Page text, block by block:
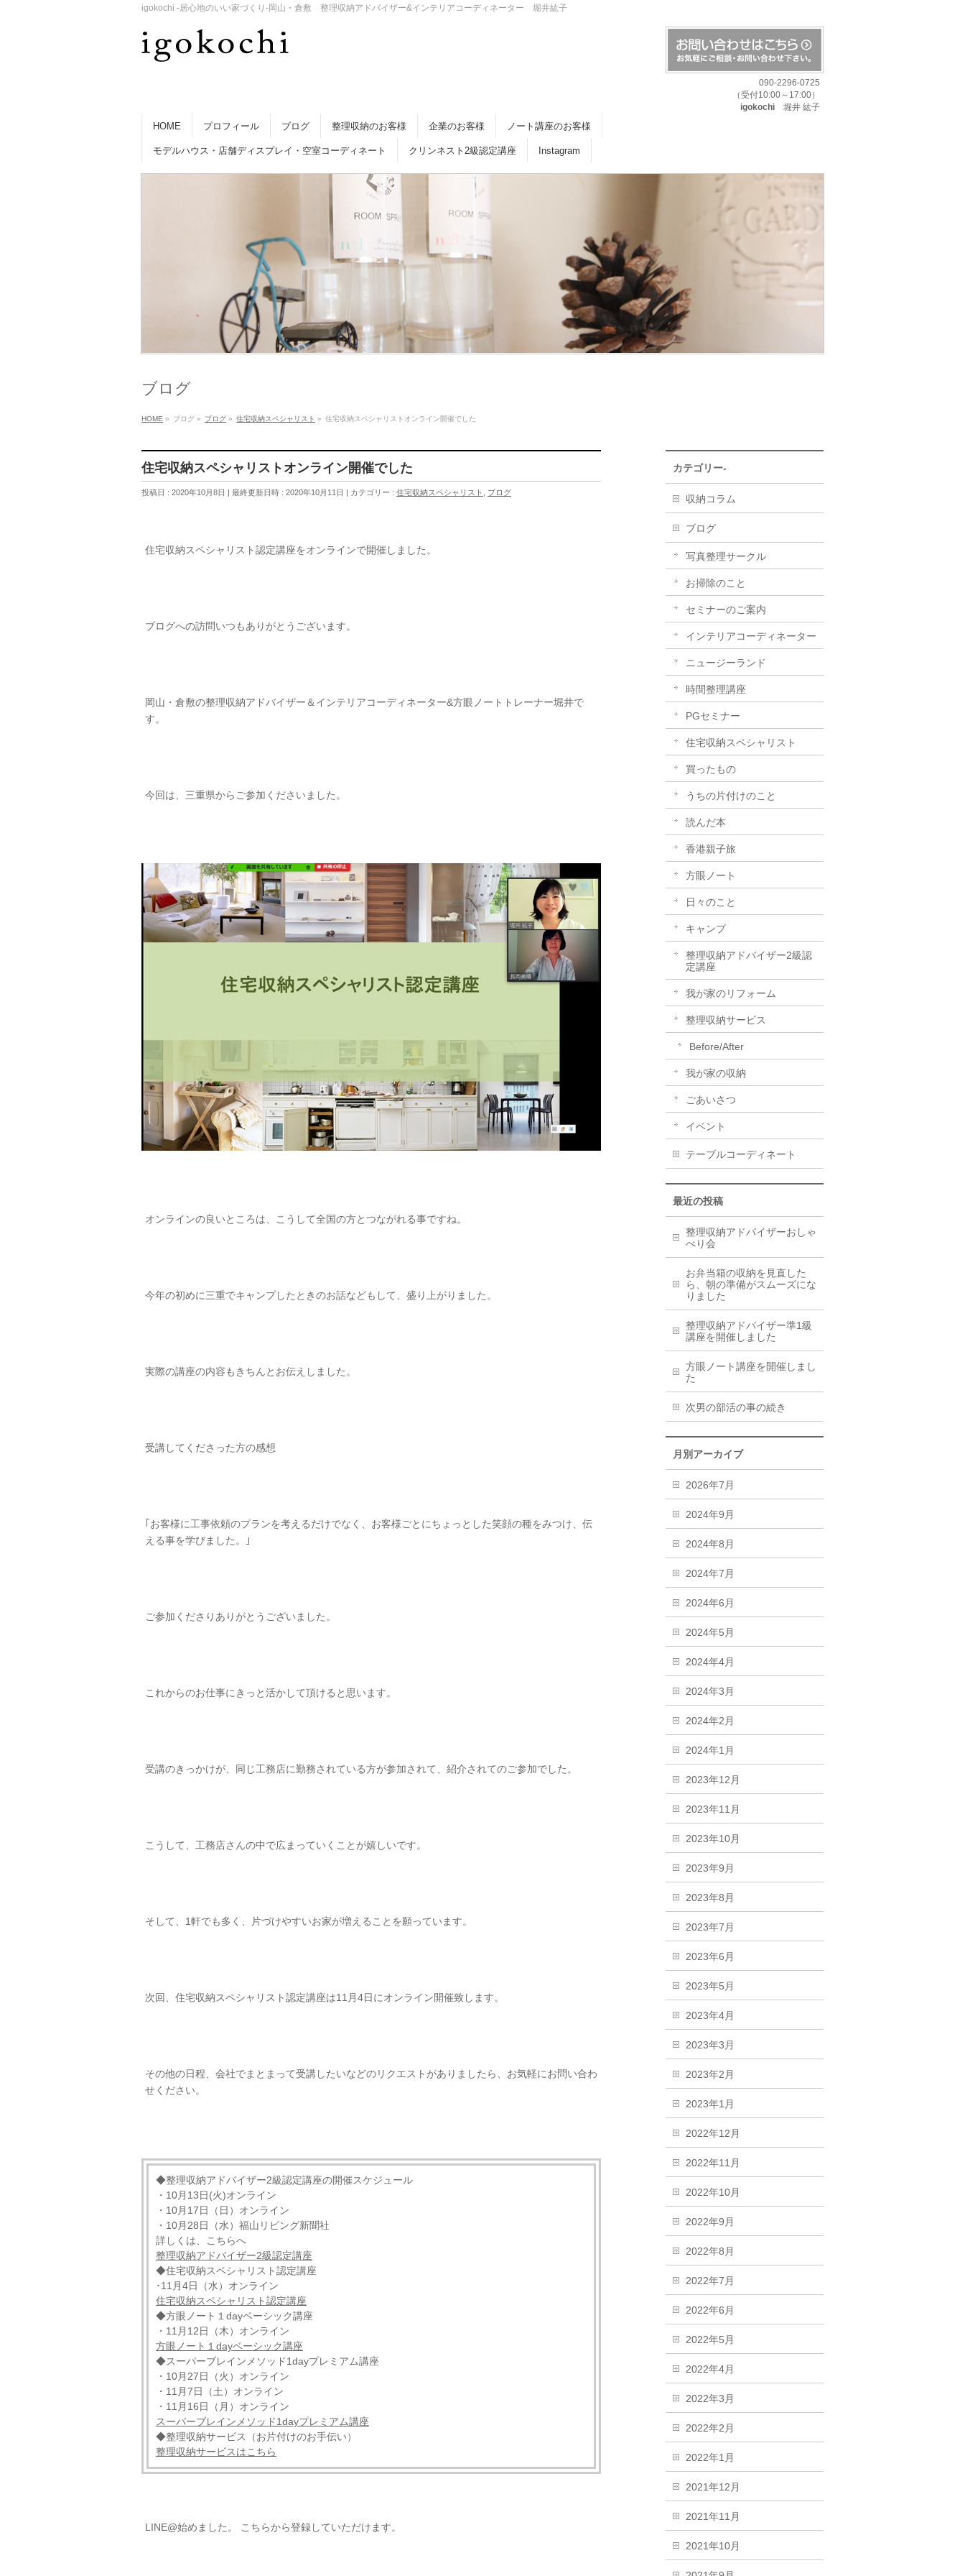
igokochi -居心地のいい家づくり-岡山・倉敷 整理収納アドバイザー&インテリアコーディネーター 堀井紘子
090-2296-0725
（受付10:00～17:00）
igokochi 堀井 紘子
HOME プロフィール ブログ 整理収納のお客様 企業のお客様 ノート講座のお客様
モデルハウス・店舗ディスプレイ・空室コーディネート クリンネスト2級認定講座 Instagram
ブログ
HOME » ブログ » ブログ » 住宅収納スペシャリスト » 住宅収納スペシャリストオンライン開催でした
住宅収納スペシャリストオンライン開催でした
投稿日 : 2020年10月8日 最終更新日時 : 2020年10月11日 カテゴリー : 住宅収納スペシャリスト ブログ
住宅収納スペシャリスト認定講座をオンラインで開催しました。
ブログへの訪問いつもありがとうございます。
岡山・倉敷の整理収納アドバイザー＆インテリアコーディネーター&方眼ノートトレーナー堀井で
す。
今回は、三重県からご参加くださいました。
オンラインの良いところは、こうして全国の方とつながれる事ですね。
今年の初めに三重でキャンプしたときのお話などもして、盛り上がりました。
実際の講座の内容もきちんとお伝えしました。
受講してくださった方の感想
｢お客様に工事依頼のプランを考えるだけでなく、お客様ごとにちょっとした笑顔の種をみつけ、伝
える事を学びました。｣
ご参加くださりありがとうございました。
これからのお仕事にきっと活かして頂けると思います。
受講のきっかけが、同じ工務店に勤務されている方が参加されて、紹介されてのご参加でした。
こうして、工務店さんの中で広まっていくことが嬉しいです。
そして、1軒でも多く、片づけやすいお家が増えることを願っています。
次回、住宅収納スペシャリスト認定講座は11月4日にオンライン開催致します。
その他の日程、会社でまとまって受講したいなどのリクエストがありましたら、お気軽にお問い合わ
せください。
◆整理収納アドバイザー2級認定講座の開催スケジュール
・10月13日(火)オンライン
・10月17日（日）オンライン
・10月28日（水）福山リビング新聞社
詳しくは、こちらへ
整理収納アドバイザー2級認定講座
◆住宅収納スペシャリスト認定講座
･11月4日（水）オンライン
住宅収納スペシャリスト認定講座
◆方眼ノート１dayベーシック講座
・11月12日（木）オンライン
方眼ノート１dayベーシック講座
◆スーパーブレインメソッド1dayプレミアム講座
・10月27日（火）オンライン
・11月7日（土）オンライン
・11月16日（月）オンライン
スーパーブレインメソッド1dayプレミアム講座
◆整理収納サービス（お片付けのお手伝い）
整理収納サービスはこちら
LINE@始めました。 こちらから登録していただけます。
カテゴリー-
収納コラム
ブログ
写真整理サークル
お掃除のこと
セミナーのご案内
インテリアコーディネーター
ニュージーランド
時間整理講座
PGセミナー
住宅収納スペシャリスト
買ったもの
うちの片付けのこと
読んだ本
香港親子旅
方眼ノート
日々のこと
キャンプ
整理収納アドバイザー2級認
定講座
我が家のリフォーム
整理収納サービス
Before/After
我が家の収納
ごあいさつ
イベント
テーブルコーディネート
最近の投稿
整理収納アドバイザーおしゃ
べり会
お弁当箱の収納を見直した
ら、朝の準備がスムーズにな
りました
整理収納アドバイザー準1級
講座を開催しました
方眼ノート講座を開催しまし
た
次男の部活の事の続き
月別アーカイブ
2026年7月
2024年9月
2024年8月
2024年7月
2024年6月
2024年5月
2024年4月
2024年3月
2024年2月
2024年1月
2023年12月
2023年11月
2023年10月
2023年9月
2023年8月
2023年7月
2023年6月
2023年5月
2023年4月
2023年3月
2023年2月
2023年1月
2022年12月
2022年11月
2022年10月
2022年9月
2022年8月
2022年7月
2022年6月
2022年5月
2022年4月
2022年3月
2022年2月
2022年1月
2021年12月
2021年11月
2021年10月